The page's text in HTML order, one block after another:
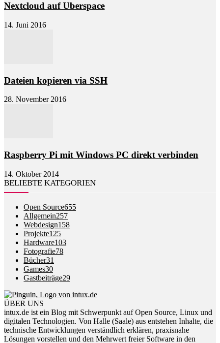
Nextcloud auf Uberspace
14. Juni 2016
Dateien kopieren via SSH
28. November 2016
Raspberry Pi mit Windows PC direkt verbinden
14. Oktober 2014
BELIEBTE KATEGORIEN
Open Source655
Allgemein257
Webdesign158
Projekte125
Hardware103
Fotografie78
Bücher31
Games30
Gastbeiträge29
ÜBER UNS
intux.de ist ein Blog mit Schwerpunkt auf Open Source, Linux und
digitalen Technologien. Von Halle (Saale) aus entstehen Inhalte, die
technische Entwicklungen verständlich erklären, praxisnahe
Lösungen vorstellen und den Mehrwert freier Software in den